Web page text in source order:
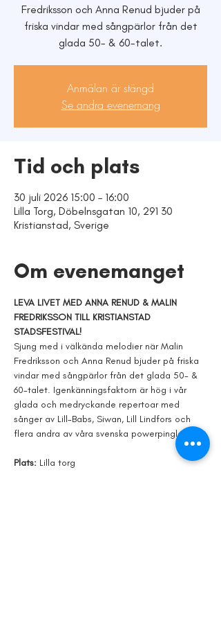
Fredriksson och Anna Renud bjuder på
friska vindar med sångpärlor från det
glada 50- & 60-talet.
Anmälan är stängd
Se andra evenemang
Tid och plats
30 juli 2026 15:00 – 16:00
Lilla Torg, Döbelnsgatan 10, 291 30
Kristianstad, Sverige
Om evenemanget
LEVA LIVET MED ANNA RENUD & MALIN
FREDRIKSSON TILL KRISTIANSTAD
STADSFESTIVAL!
Sjung med i välkända melodier när Malin
Fredriksson och Anna Renud bjuder på friska
vindar med sångpärlor från det glada 50- &
60-talet. Igenkänningsfaktorn är hög i vår
glada och medryckande repertoar med
sånger av Lill-Babs, Siwan, Lill Lindfors och
flera andra av våra svenska powerpinglor.
Plats: Lilla torg